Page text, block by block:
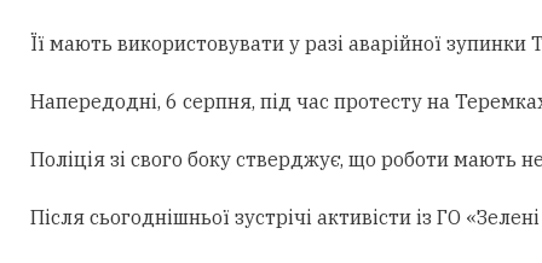
Її мають використовувати у разі аварійної
Напередодні, 6 серпня, під час протесту на
Поліція зі свого боку стверджує, що роботи мають
Після сьогоднішньої зустрічі активісти із ГО